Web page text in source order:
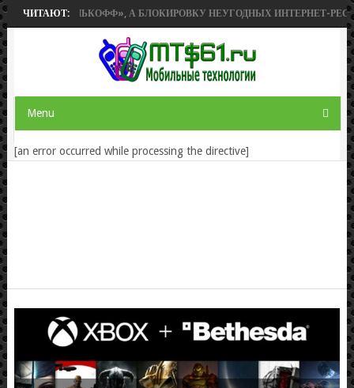
ЧИТАЮТ:
«ТИНЬКОФФ», А БЛОКИРОВКУ НЕУГОДНЫХ ИНТЕРНЕТ-РЕСУРСОВ
Menu
[an error occurred while processing the directive]